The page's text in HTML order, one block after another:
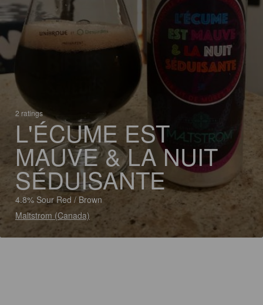
2 ratings
L'ÉCUME EST
MAUVE & LA NUIT
SÉDUISANTE
4.8% Sour Red / Brown
Maltstrom (Canada)